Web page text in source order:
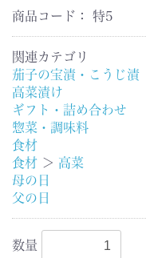
商品コード： 特5
関連カテゴリ
茄子の宝漬・こうじ漬
高菜漬け
ギフト・詰め合わせ
惣菜・調味料
食材
食材 ＞ 高菜
母の日
父の日
数量